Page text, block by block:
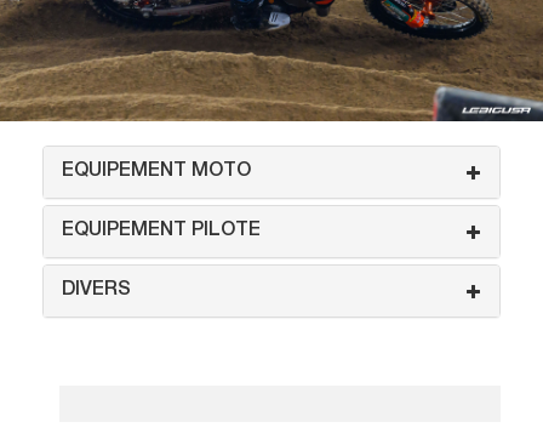
EQUIPEMENT MOTO
EQUIPEMENT PILOTE
DIVERS